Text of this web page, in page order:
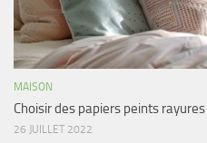
MAISON
Choisir des papiers peints
26 JUILLET 2022